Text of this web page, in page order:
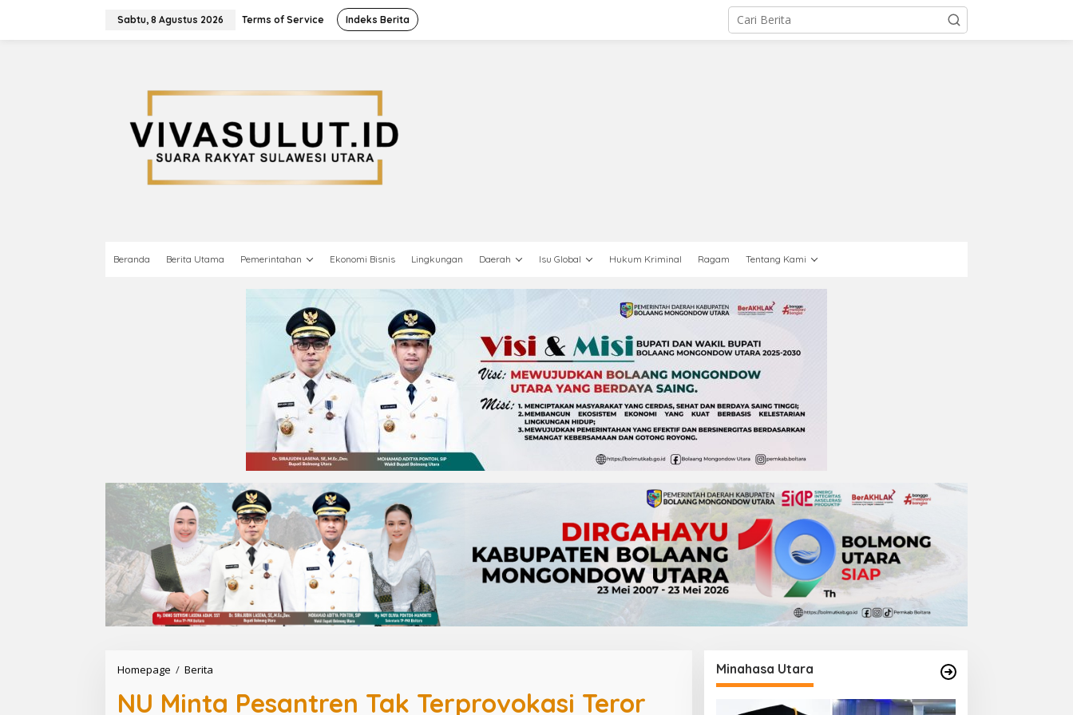
Sabtu, 8 Agustus 2026 Terms of Service Indeks Berita
Beranda Berita Utama Pemerintahan Ekonomi Bisnis Lingkungan Daerah Isu Global Hukum Kriminal Ragam Tentang Kami
Homepage / Berita
M
NU Minta Pesantren Tak Terprovokasi Teror
Minahasa Utara